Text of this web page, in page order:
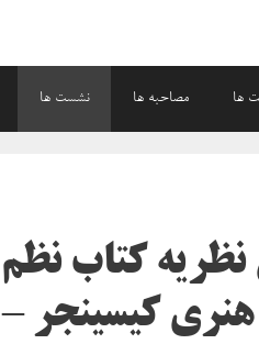
ها مصاحبه ها نشست ها
نظریه کتاب نظم
کیسینجر –